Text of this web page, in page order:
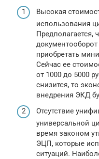
Высокая
использования
Предполагается,
документооборот
приобретать
Сейчас ее
от 1000 до 5000
снизится, то
внедрения ЭКД
Отсутствие
универсальной
время законом
ЭЦП, которые
ситуаций.